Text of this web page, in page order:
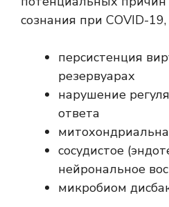
сознания при COVID-
персистенция
резервуарах
нарушение
ответа
сосудистое
нейрональное
микробиом